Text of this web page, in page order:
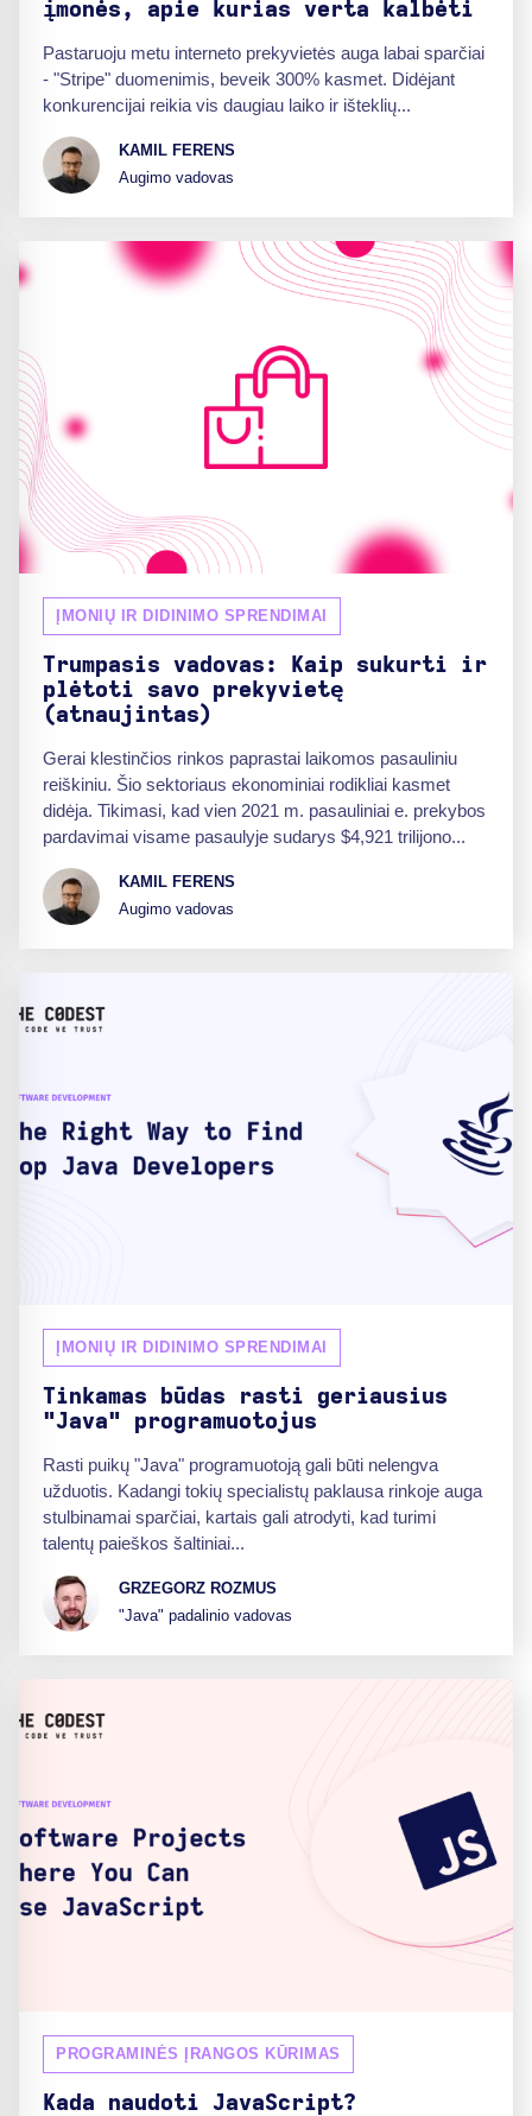
įmonės, apie kurias verta kalbėti
Pastaruoju metu interneto prekyvietės auga labai sparčiai
- "Stripe" duomenimis, beveik 300% kasmet. Didėjant
konkurencijai reikia vis daugiau laiko ir išteklių...
KAMIL FERENS
Augimo vadovas
ĮMONIŲ IR DIDINIMO SPRENDIMAI
Trumpasis vadovas: Kaip sukurti ir
plėtoti savo prekyvietę
(atnaujintas)
Gerai klestinčios rinkos paprastai laikomos pasauliniu
reiškiniu. Šio sektoriaus ekonominiai rodikliai kasmet
didėja. Tikimasi, kad vien 2021 m. pasauliniai e. prekybos
pardavimai visame pasaulyje sudarys $4,921 trilijono...
KAMIL FERENS
Augimo vadovas
ĮMONIŲ IR DIDINIMO SPRENDIMAI
Tinkamas būdas rasti geriausius
"Java" programuotojus
Rasti puikų "Java" programuotoją gali būti nelengva
užduotis. Kadangi tokių specialistų paklausa rinkoje auga
stulbinamai sparčiai, kartais gali atrodyti, kad turimi
talentų paieškos šaltiniai...
GRZEGORZ ROZMUS
"Java" padalinio vadovas
PROGRAMINĖS ĮRANGOS KŪRIMAS
Kada naudoti JavaScript?